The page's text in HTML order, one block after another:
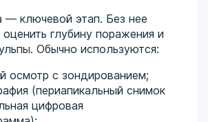
— ключевой этап. Без нее
глубину поражения и
Обычно используются:
осмотр с зондированием;
(периапикальный снимок
цифровая